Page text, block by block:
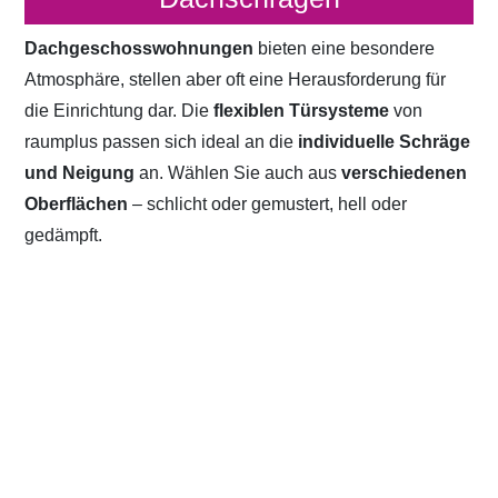
Dachgeschosswohnungen bieten eine besondere
Atmosphäre, stellen aber oft eine Herausforderung für
die Einrichtung dar. Dieflexiblen Türsystemevon
raumplus passen sich ideal an die individuelle Schräge
und Neigung an. Wählen Sie auch ausverschiedenen
Oberflächen – schlicht oder gemustert, hell oder
gedämpft.